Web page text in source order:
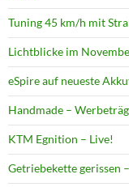
Tuning 45 km/h mit
Lichtblicke im
eSpire auf neueste
Handmade –
KTM Egnition – Live!
Getriebekette gerissen